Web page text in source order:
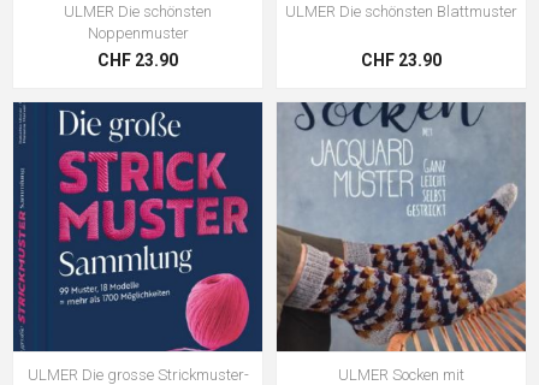
ULMER Die schönsten
Noppenmuster
CHF 23.90
ULMER Die schönsten Blattmuster
CHF 23.90
ULMER Die grosse Strickmuster-
ULMER Socken mit